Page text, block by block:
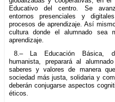
Educativo del centro. Se
entornos presenciales y
procesos de aprendizaje. Así
cultura donde el alumnado sea
aprendizaje.
8.– La Educación Básica,
humanista, preparará al
saberes y valores de manera
sociedad más justa, solidaria y
deberán conjugarse aspectos
éticos.